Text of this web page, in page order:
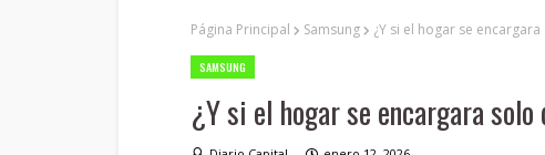
Página Principal Samsung ¿Y si el hogar se
SAMSUNG
¿Y si el hogar se encargara